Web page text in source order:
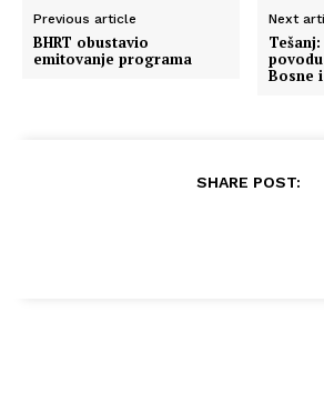
Previous article
BHRT obustavio
emitovanje programa
Next
Bosne
SHARE POST: